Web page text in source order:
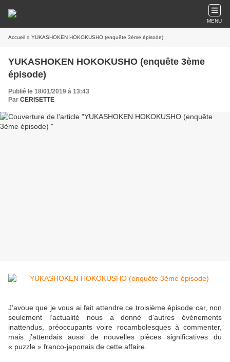
MENU
Accueil » YUKASHOKEN HOKOKUSHO (enquête 3ème épisode)
YUKASHOKEN HOKOKUSHO (enquête 3ème
épisode)
Publié le 18/01/2019 à 13:43
Par CERISETTE
J’avoue que je vous ai fait attendre ce troisième épisode car, non
seulement l’actualité nous a donné d’autres évènements
inattendus, préoccupants voire rocambolesques à commenter,
mais j’attendais aussi de nouvelles pièces significatives du
« puzzle » franco-japonais de cette affaire.